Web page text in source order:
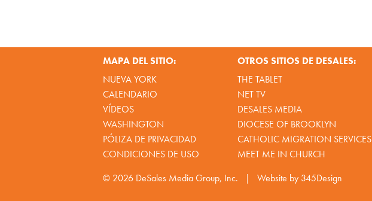
MAPA DEL SITIO:
NUEVA YORK
CALENDARIO
VÍDEOS
WASHINGTON
PÓLIZA DE PRIVACIDAD
CONDICIONES DE USO
OTROS SITIOS DE DESALES:
THE TABLET
NET TV
DESALES MEDIA
DIOCESE OF BROOKLYN
CATHOLIC MIGRATION SERVICES
MEET ME IN CHURCH
© 2026 DeSales Media Group, Inc. | Website by 345Design